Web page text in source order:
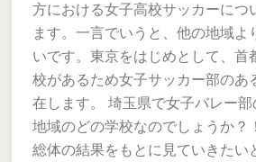
方における女子高校サッカーにつ
ます。一言でいうと、他の地域よ
いです。東京をはじめとして、首
校があるため女子サッカー部のあ
在します。 埼玉県で女子バレー
地域のどの学校なのでしょうか？
総体の結果をもとに見ていきたい